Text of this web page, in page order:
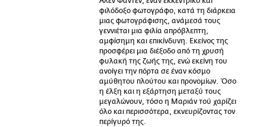
φιλόδοξο φωτογράφο, κατά τη διάρκεια
μιας φωτογράφισης, ανάμεσά τους
γεννιέται μια φιλία απρόβλεπτη,
αμφίσημη και επικίνδυνη. Εκείνος της
προσφέρει μια διέξοδο από τη χρυσή
φυλακή της ζωής της, ενώ εκείνη του
ανοίγει την πόρτα σε έναν κόσμο
αμύθητου πλούτου και προνομίων. Όσο
η έλξη και η εξάρτηση μεταξύ τους
μεγαλώνουν, τόσο η Μαριάν τού χαρίζει
όλο και περισσότερα, εκνευρίζοντας τον
περίγυρό της.